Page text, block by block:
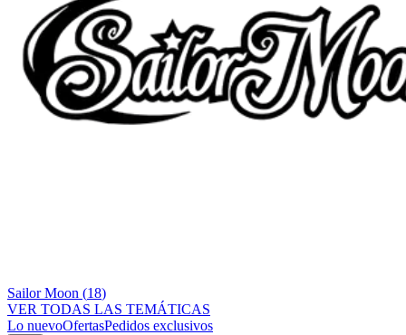
Sailor Moon (18)
VER TODAS LAS TEMÁTICAS
Lo nuevoOfertasPedidos exclusivos